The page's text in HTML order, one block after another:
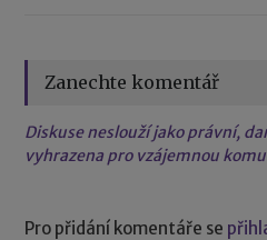
Zanechte komentář
Diskuse neslouží jako právní,
vyhrazena pro vzájemnou
Pro přidání komentáře se